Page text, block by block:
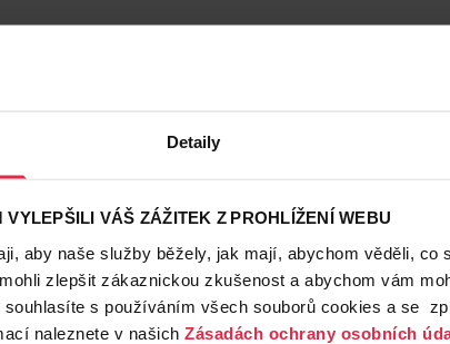
Detaily
VÁŠ ZÁŽITEK Z PROHLÍŽENÍ WEBU
aby naše služby běžely, jak mají, abychom věděli, co
zlepšit zákaznickou zkušenost a abychom vám
s používáním všech souborů cookies a se
naleznete v našich Zásadách ochrany osobních